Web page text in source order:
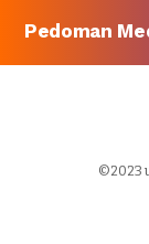
Pedoman
©2023